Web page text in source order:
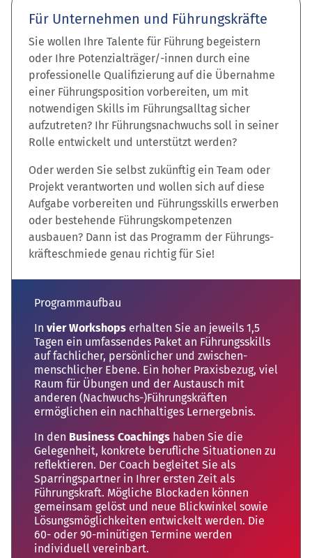
Für Unternehmen und Führungskräfte
Sie wollen Ihre Talente für Führung begeistern
oder Ihre Potenzialträger/-innen durch eine
professionelle Qualifizierung auf die Übernahme
einer Führungsposition vorbereiten, um mit
notwendigen Skills im Führungsalltag sicher
aufzutreten? Ihr Führungs­nachwuchs soll in seiner
Rolle entwickelt und unterstützt werden?
Oder werden Sie selbst zukünftig ein Team oder
Projekt verantworten und wollen sich auf diese
Aufgabe vorbereiten und Führungs­skills erwerben
oder beste­hende Führungs­kompetenzen
ausbauen? Dann ist das Programm der Führungs­
kräfte­schmiede genau richtig für Sie!
Programmaufbau
In vier Workshops erhalten Sie an jeweils 1,5
Tagen ein umfassendes Paket an Führungs­skills
auf fachlicher, persönlicher und zwischen­
menschlicher Ebene. Ein hoher Praxisbezug, viel
Raum für Übungen und der Austausch mit
anderen (Nachwuchs-)­Führungskräften
ermöglichen ein nachhaltiges Lernergebnis.
In den Business Coachings haben Sie die
Gelegenheit, konkrete berufliche Situationen zu
reflektieren. Der Coach begleitet Sie als
Sparrings­partner in Ihrer ersten Zeit als
Führungskraft. Mögliche Blockaden können
gemeinsam gelöst und neue Blickwinkel sowie
Lösungsmöglichkeiten entwickelt werden. Die
60- oder 90-minütigen Termine werden
individuell vereinbart.